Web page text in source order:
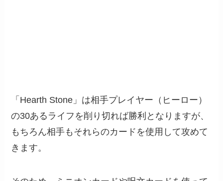
「Hearth Stone」は相手プレイヤー（ヒーロー）
の30あるライフを削り切れば勝利となりますが、
もちろん相手もそれらのカードを使用して攻めて
きます。